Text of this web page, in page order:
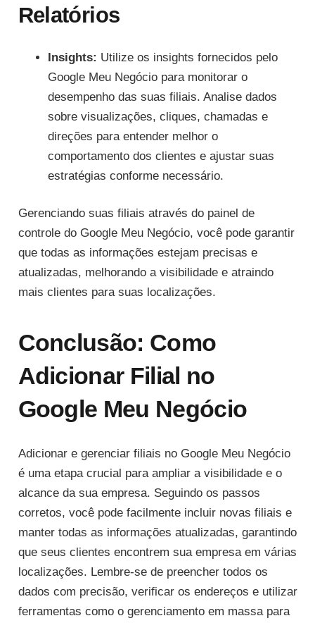
Relatórios
Insights: Utilize os insights fornecidos pelo
Google Meu Negócio para monitorar o
desempenho das suas filiais. Analise dados
sobre visualizações, cliques, chamadas e
direções para entender melhor o
comportamento dos clientes e ajustar suas
estratégias conforme necessário.
Gerenciando suas filiais através do painel de
controle do Google Meu Negócio, você pode garantir
que todas as informações estejam precisas e
atualizadas, melhorando a visibilidade e atraindo
mais clientes para suas localizações.
Conclusão: Como
Adicionar Filial no
Google Meu Negócio
Adicionar e gerenciar filiais no Google Meu Negócio
é uma etapa crucial para ampliar a visibilidade e o
alcance da sua empresa. Seguindo os passos
corretos, você pode facilmente incluir novas filiais e
manter todas as informações atualizadas, garantindo
que seus clientes encontrem sua empresa em várias
localizações. Lembre-se de preencher todos os
dados com precisão, verificar os endereços e utilizar
ferramentas como o gerenciamento em massa para